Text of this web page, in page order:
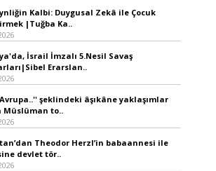
Kalbi: Duygusal Zekâ ile Çocuk
|Tuğba Ka..
İsrail İmzalı 5.Nesil Savaş
Erarslan..
şeklindeki âşıkâne yaklaşımlar
Müslüman to..
Theodor Herzl’in babaannesi ile
devlet tör..